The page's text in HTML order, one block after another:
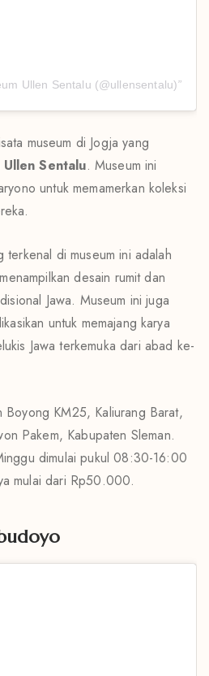
Ullen Sentalu (@ullensentalu)
museum di Jogja yang
Sentalu. Museum ini
untuk memamerkan koleksi
terkenal di museum ini adalah
desain rumit dan
Jawa. Museum ini juga
untuk memajang karya
Jawa terkemuka dari abad ke-
Boyong KM25, Kaliurang Barat,
Pakem, Kabupaten Sleman.
dimulai pukul 08:30-16:00
mulai dari Rp50.000.